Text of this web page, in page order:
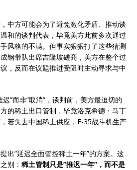
中方可能会为了避免激化矛盾、推动谈
和的谈判代表，毕竟美方此前多次通过
风格的不满。但事实狠狠打了这些猜测
钢带队出席吉隆坡磋商，美方在整个过
，反而在议题推进受阻时主动寻求与中
”而非”取消”，谈判前，美方最迫切的
的稀土出口管制，毕竟洛克希德・马丁
若失去中国稀土供应，F-35战斗机生产
出”延迟全面管控稀土一年”的方案。这
别： 稀土管制只是”推迟一年”，而不是